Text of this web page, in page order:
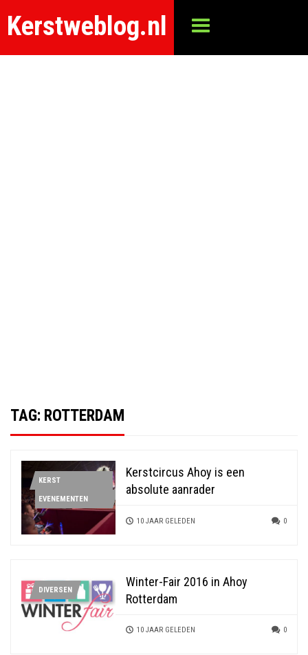
Kerstweblog.nl
TAG: ROTTERDAM
KERST
EVENEMENTEN
Kerstcircus Ahoy is een
absolute aanrader
10 JAAR GELEDEN 0
DIVERSEN
Winter-Fair 2016 in Ahoy
Rotterdam
10 JAAR GELEDEN 0